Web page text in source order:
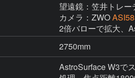
望遠鏡：笠井トレー
カメラ：ZWO
2倍バローで拡大、
2750mm
AstroSurface W3で